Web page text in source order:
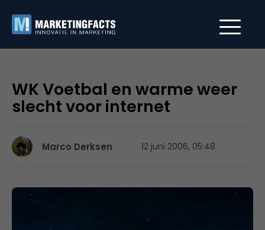
WK Voetbal en warme weer
slecht voor internet
Marco Derksen 12 juni 2006, 05:48